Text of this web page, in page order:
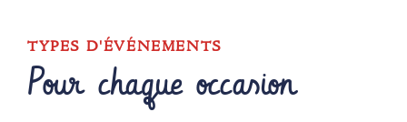
TYPES D'ÉVÉNEMENTS
Pour chaque occasion